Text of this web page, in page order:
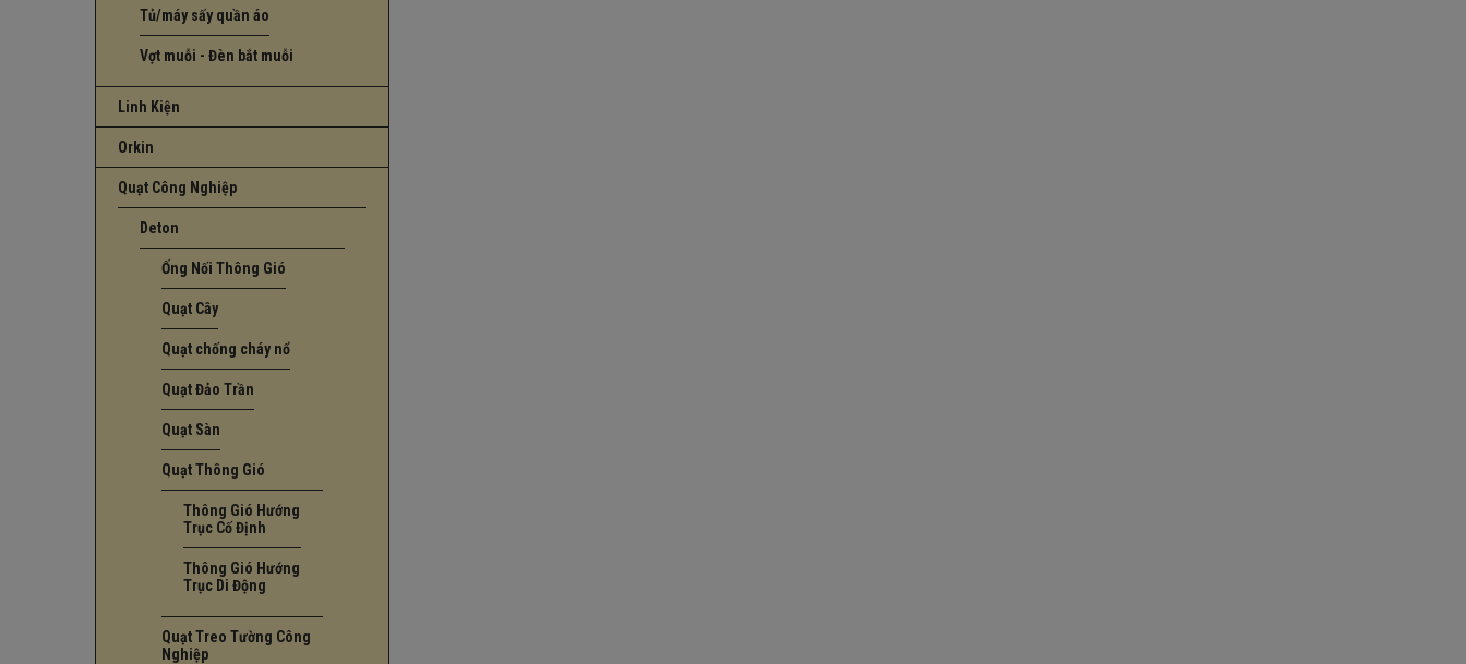
Tủ/máy sấy quần áo
Vợt muỗi - Đèn bắt muỗi
Linh Kiện
Orkin
Quạt Công Nghiệp
Deton
Ống Nối Thông Gió
Quạt Cây
Quạt chống cháy nổ
Quạt Đảo Trần
Quạt Sàn
Quạt Thông Gió
Thông Gió Hướng
Trục Cố Định
Thông Gió Hướng
Trục Di Động
Quạt Treo Tường Công
Nghiệp